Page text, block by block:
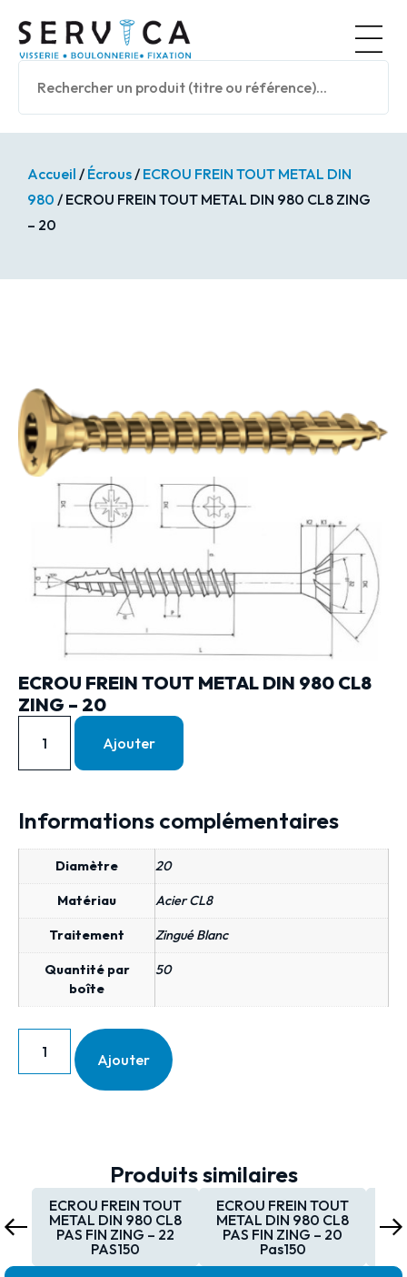
Accueil / Écrous/ ECROU FREIN TOUT METAL DIN
980 / ECROU FREIN TOUT METAL DIN 980 CL8 ZING
– 20
ECROU FREIN TOUT METAL DIN 980 CL8
ZING – 20
Ajouter
Informations complémentaires
Diamètre 20
Matériau Acier CL8
Traitement Zingué Blanc
Quantité par
boîte
50
Ajouter
Produits similaires
ECROU FREIN TOUT
METAL DIN 980 CL8
PAS FIN ZING – 22
PAS150
ECROU FREIN TOUT
METAL DIN 980 CL8
PAS FIN ZING – 20
Pas150